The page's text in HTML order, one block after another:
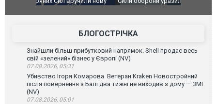
атаку. ВІДЕО
БЛОГОСТРІЧКА
Знайшли більш прибутковий напрямок. Shell продає весь
свій «зелений» бізнес у Європі (NV)
07.08.2026, 05:31
Убивство Ігоря Комарова. Ветеран Kraken Новостройний
після повернення з Балі два тижні не виходив з дому — ЗМІ
(NV)
07.08.2026, 05:01